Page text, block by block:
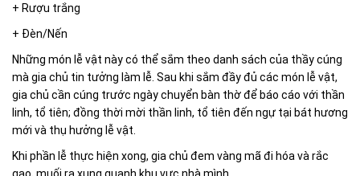
+ Rượu trắng
+ Đèn/Nến
Những món lễ vật này có thể sắm theo danh sách của thầy cúng
mà gia chủ tin tưởng làm lễ. Sau khi sắm đầy đủ các món lễ vật,
gia chủ cần cúng trước ngày chuyển bàn thờ để báo cáo với thần
linh, tổ tiên; đồng thời mời thần linh, tổ tiên đến ngự tại bát hương
mới và thụ hưởng lễ vật.
Khi phần lễ thực hiện xong, gia chủ đem vàng mã đi hóa và rắc